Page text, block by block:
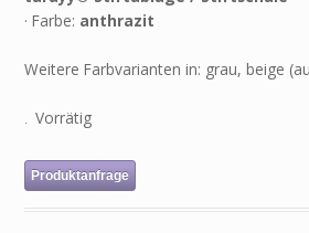
· Farbe: anthrazit
Weitere Farbvarianten in: grau, beige
Vorrätig
Produktanfrage